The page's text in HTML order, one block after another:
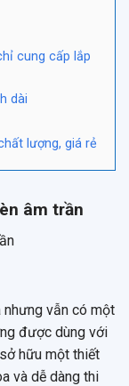
cung cấp lắp
dài
lượng, giá rẻ
âm trần
vẫn có một
được dùng với
hữu một thiết
và dễ dàng thi